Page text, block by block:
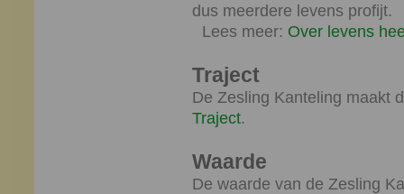
dus meerdere levens profijt.
Lees meer: Over levens
Traject
De Zesling Kanteling maakt
Traject.
Waarde
De waarde van de Zesling